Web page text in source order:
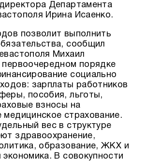
Департамента
Ирина Исаенко.
позволит выполнить
сообщил
Михаил
порядке
социально
зарплаты работников
пособия, льготы,
взносы на
медицинское страхование.
вес в структуре
здравоохранение,
образование, ЖКХ и
экономика. В совокупности